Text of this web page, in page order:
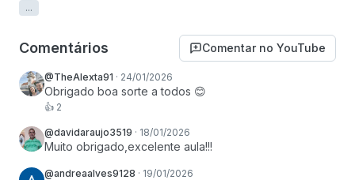
...
Comentários Comentar no YouTube
@TheAlexta91 · 24/01/2026
Obrigado boa sorte a todos 😊
👍 2
@davidaraujo3519 · 18/01/2026
Muito obrigado,excelente aula!!!
@andreaalves9128 · 19/01/2026